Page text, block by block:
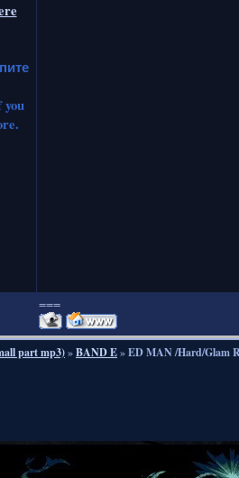
===
part mp3)»BAND E»ED MAN /Hard/Glam